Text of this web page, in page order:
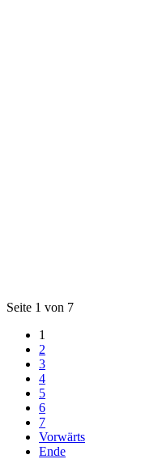
Seite 1 von 7
1
2
3
4
5
6
7
Vorwärts
Ende